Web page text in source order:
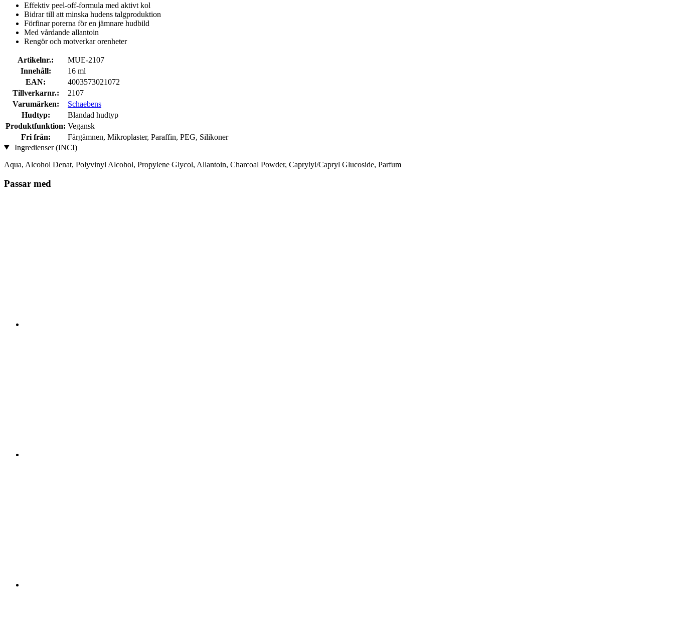
Effektiv peel-off-formula med aktivt kol
Bidrar till att minska hudens talgproduktion
Förfinar porerna för en jämnare hudbild
Med vårdande allantoin
Rengör och motverkar orenheter
Artikelnr.:
MUE-2107
Innehåll:
16 ml
EAN:
4003573021072
Tillverkarnr.:
2107
Varumärken:
Schaebens
Hudtyp:
Blandad hudtyp
Produktfunktion: Vegansk
Fri från:
Färgämnen, Mikroplaster, Paraffin, PEG, Silikoner
Ingredienser (INCI)
Aqua, Alcohol Denat, Polyvinyl Alcohol, Propylene Glycol, Allantoin, Charcoal Powder, Caprylyl/Capryl Glucoside, Parfum
Passar med